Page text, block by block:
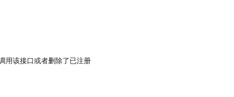
用该接口或者删除了已注册